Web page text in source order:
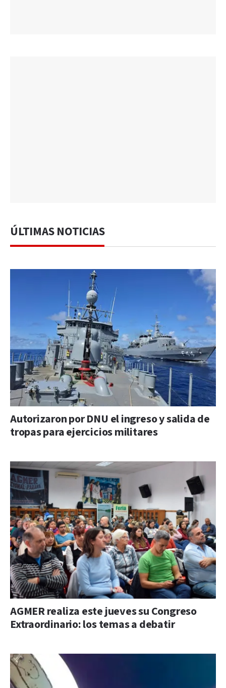
ÚLTIMAS NOTICIAS
Autorizaron por DNU el ingreso y salida de
tropas para ejercicios militares
AGMER realiza este jueves su Congreso
Extraordinario: los temas a debatir